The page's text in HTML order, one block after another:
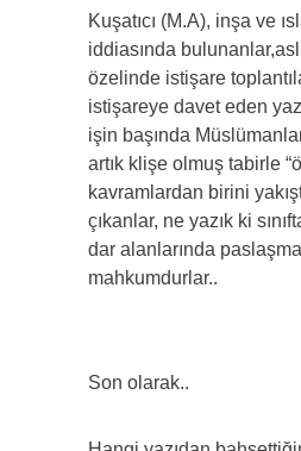
Kuşatıcı (M.A), inşa ve
iddiasında
özelinde istişare
istişareye davet eden
işin başında
artık klişe olmuş tabirle
kavramlardan birini
çıkanlar, ne yazık ki
dar alanlarında
mahkumdurlar..
Son olarak..